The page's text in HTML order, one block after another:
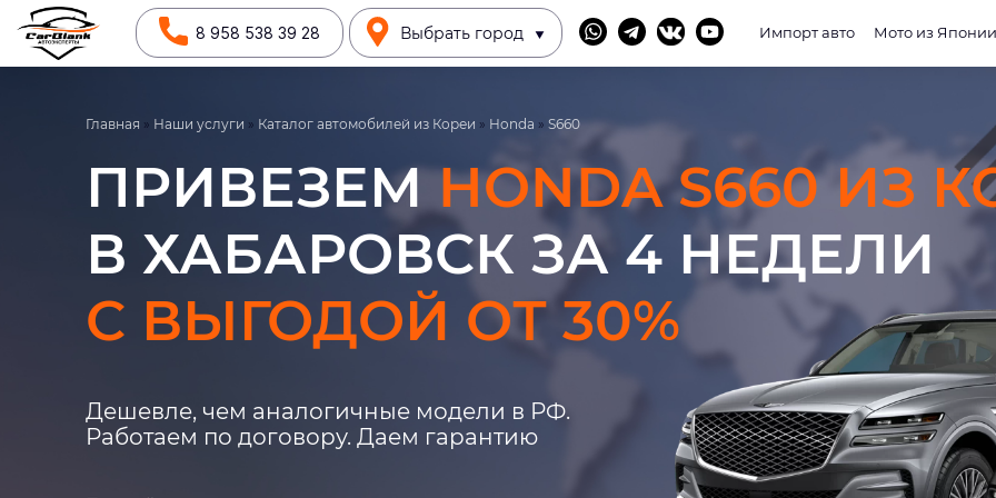
8 958 538 39 28 Выбрать город Импорт авто Мото из Японии
Главная » Наши услуги » Каталог автомобилей из Кореи » Honda » S660
ПРИВЕЗЕМHONDA S660 ИЗ
В ХАБАРОВСК ЗА 4 НЕДЕЛИ
С ВЫГОДОЙ ОТ 30%
Дешевле, чем аналогичные модели в РФ.
Работаем по договору. Даем гарантию